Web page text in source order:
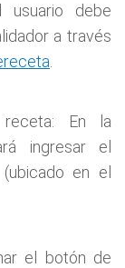
debe
a través
En la
ingresar el
en el
el botón de